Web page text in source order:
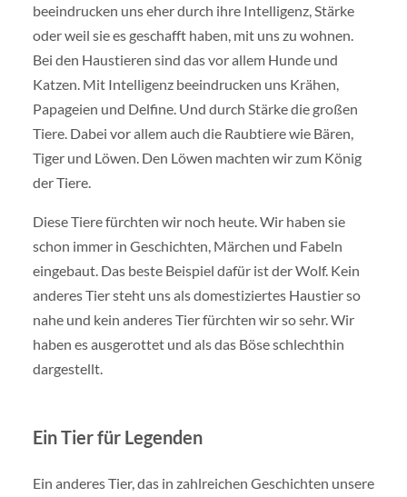
beeindrucken uns eher durch ihre Intelligenz, Stärke
oder weil sie es geschafft haben, mit uns zu wohnen.
Bei den Haustieren sind das vor allem Hunde und
Katzen. Mit Intelligenz beeindrucken uns Krähen,
Papageien und Delfine. Und durch Stärke die großen
Tiere. Dabei vor allem auch die Raubtiere wie Bären,
Tiger und Löwen. Den Löwen machten wir zum König
der Tiere.
Diese Tiere fürchten wir noch heute. Wir haben sie
schon immer in Geschichten, Märchen und Fabeln
eingebaut. Das beste Beispiel dafür ist der Wolf. Kein
anderes Tier steht uns als domestiziertes Haustier so
nahe und kein anderes Tier fürchten wir so sehr. Wir
haben es ausgerottet und als das Böse schlechthin
dargestellt.
Ein Tier für Legenden
Ein anderes Tier, das in zahlreichen Geschichten unsere